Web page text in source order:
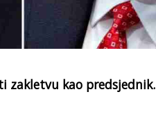
zakletvu kao predsjednik.